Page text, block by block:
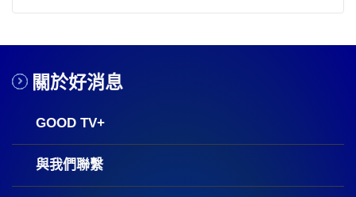
關於好消息
GOOD TV+
與我們聯繫